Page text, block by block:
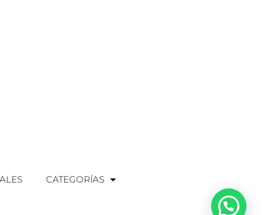
CATEGORÍAS